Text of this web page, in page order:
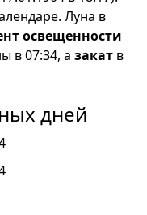
Луна в
освещенности
в 07:34, а закат в
дней